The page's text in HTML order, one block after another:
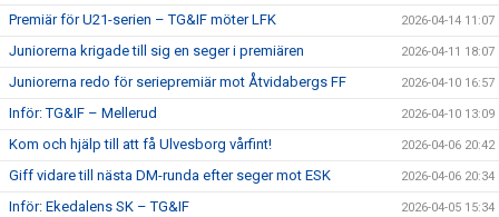
Premiär för U21-serien – TG&IF möter LFK 2026-04-14 11:07
Juniorerna krigade till sig en seger i premiären 2026-04-11 18:07
Juniorerna redo för seriepremiär mot Åtvidabergs FF 2026-04-10 16:57
Inför: TG&IF – Mellerud 2026-04-10 13:09
Kom och hjälp till att få Ulvesborg vårfint! 2026-04-06 20:42
Giff vidare till nästa DM-runda efter seger mot ESK 2026-04-06 20:34
Inför: Ekedalens SK – TG&IF 2026-04-05 15:34